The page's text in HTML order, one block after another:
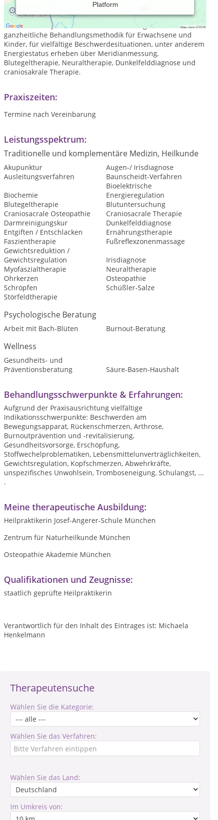
Therapeutensuche
Wählen Sie die Kategorie:
Wählen Sie das Verfahren:
Wählen Sie das Land:
Im Umkreis von:
Platform
Der Praxisschwerpunkt befindet sich auf der Verbindung
moderner und traditioneller Verfahren der Naturheilkunde
und der Osteopathie für differenzierte Diagnostik und
ganzheitliche Behandlungsmethodik für Erwachsene und
Kinder, für vielfältige Beschwerdesituationen, unter anderem
Energiestatus erheben über Meridianmessung,
Blutegeltherapie, Neuraltherapie, Dunkelfelddiagnose und
craniosakrale Therapie.
Praxiszeiten:
Termine nach Vereinbarung
Leistungsspektrum:
Traditionelle und komplementäre Medizin, Heilkunde
Akupunktur
Augen-/ Irisdiagnose
Ausleitungsverfahren
Baunscheidt-Verfahren
Biochemie
Bioelektrische
Energieregulation
Blutegeltherapie
Blutuntersuchung
Craniosacrale Osteopathie
Craniosacrale Therapie
Darmreinigungskur
Dunkelfelddiagnose
Entgiften / Entschlacken
Ernährungstherapie
Faszientherapie
Fußreflexzonenmassage
Gewichtsreduktion /
Gewichtsregulation
Irisdiagnose
Myofaszialtherapie
Neuraltherapie
Ohrkerzen
Osteopathie
Schröpfen
Schüßler-Salze
Störfeldtherapie
Psychologische Beratung
Arbeit mit Bach-Blüten Burnout-Beratung
Wellness
Gesundheits- und
Präventionsberatung
Säure-Basen-Haushalt
Behandlungsschwerpunkte & Erfahrungen:
Aufgrund der Praxisausrichtung vielfältige
Indikationsschwerpunkte: Beschwerden am
Bewegungsapparat, Rückenschmerzen, Arthrose,
Burnoutprävention und -revitalisierung,
Gesundheitsvorsorge, Erschöpfung,
Stoffwechelproblematiken, Lebensmittelunverträglichkeiten,
Gewichtsregulation, Kopfschmerzen, Abwehrkräfte,
unspezifisches Unwohlsein, Tromboseneigung, Schulangst, ...
.
Meine therapeutische Ausbildung:
Heilpraktikerin Josef-Angerer-Schule München
Zentrum für Naturheilkunde München
Osteopathie Akademie München
Qualifikationen und Zeugnisse:
staatlich geprüfte Heilpraktikerin
Verantwortlich für den Inhalt des Eintrages ist: Michaela
Henkelmann